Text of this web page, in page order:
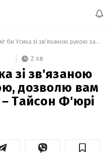
Переміг би Усика зі зв'язаною рукою за спиною, дозволю вам вибрати, якою, – Тайсон Ф'юрі
2 хв
зі зв'язаною
дозволю вам
Тайсон Ф'юрі